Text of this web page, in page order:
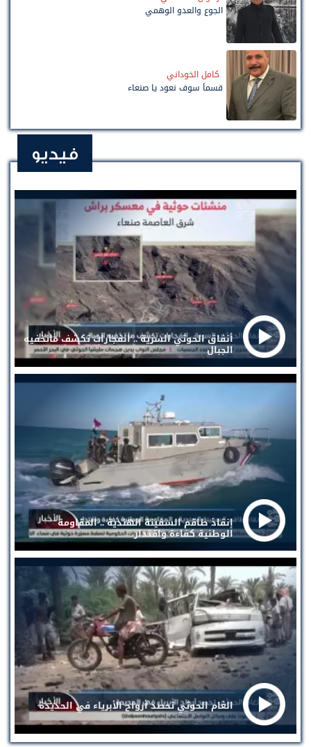
الجوع والعدو الوهمي
كامل الخوداني
قسماً سوف نعود يا صنعاء
فيديو
أنفاق الحوثي السرية .. انفجارات تكشف ماتخفيه
الجبال
إنقاذ طاقم السفينة الهندية .. المقاومة
الوطنية كفاءة واقتدار
الغام الحوثي تحصد أرواح الأبرياء في الحديدة